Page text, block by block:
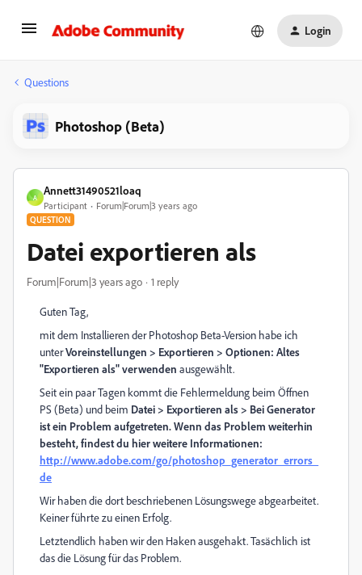
Login
Questions
Photoshop (Beta)
A
Annett31490521loaq
Participant Forum|Forum|3 years ago
QUESTION
Datei exportieren als
Forum|Forum|3 years ago 1 reply
Guten Tag,
mit dem Installieren der Photoshop Beta-Version habe ich
unterVoreinstellungen > Exportieren > Optionen: Altes
"Exportieren als" verwenden ausgewählt.
Seit ein paar Tagen kommt die Fehlermeldung beim Öffnen
PS (Beta) und beim Datei > Exportieren als > Bei Generator
ist ein Problem aufgetreten. Wenn das Problem weiterhin
besteht, findest du hier weitere Informationen:
http://www.adobe.com/go/photoshop_generator_errors_
de
Wir haben die dort beschriebenen Lösungswege abgearbeitet.
Keiner führte zu einen Erfolg.
Letztendlich haben wir den Haken ausgehakt. Tasächlich ist
das die Lösung für das Problem.